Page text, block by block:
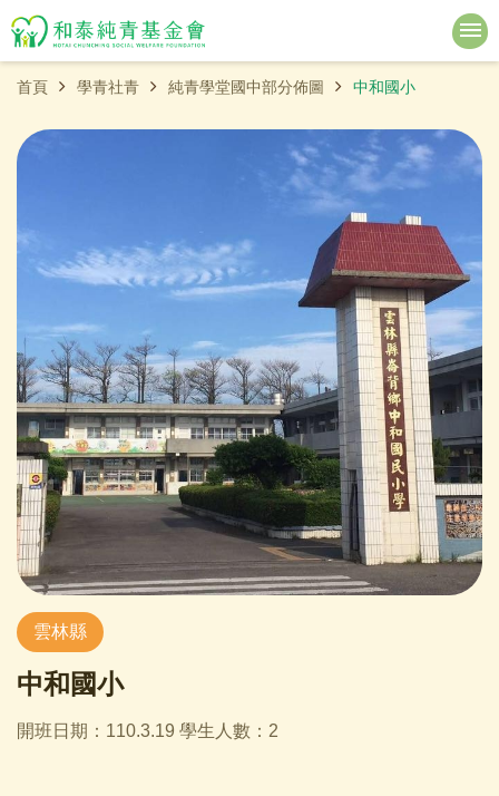
首頁 學青社青 純青學堂國中部分佈圖 中和國小
雲林縣
中和國小
開班日期：110.3.19 學生人數：2